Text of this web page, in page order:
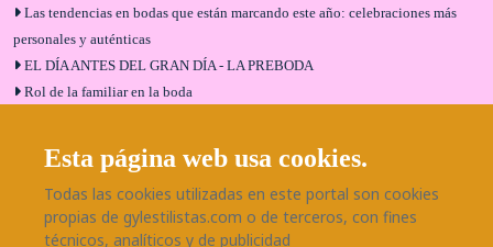
Las tendencias en bodas que están marcando este año: celebraciones más
personales y auténticas
EL DÍA ANTES DEL GRAN DÍA - LA PREBODA
Rol de la familiar en la boda
Bodas en Alhaurín de la Torre: entrevista exclusiva con Bodaeventos
Málaga
¿Cómo será tu boda?
Blog de bodas
Esta página web usa cookies.
Todas las cookies utilizadas en este portal son cookies
propias de gylestilistas.com o de terceros, con fines
técnicos, analíticos y de publicidad